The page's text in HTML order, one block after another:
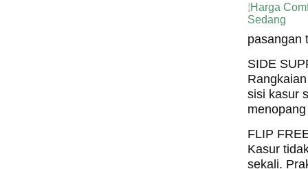
Harga
Sedang
pasangan
SIDE
sisi kasur
FLIP
Kasur
sekali.